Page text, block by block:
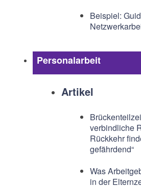
Beispiel:
Personalarbeit
Artikel
verbindliche
Rückkehr
gefährdend“
Was
in der